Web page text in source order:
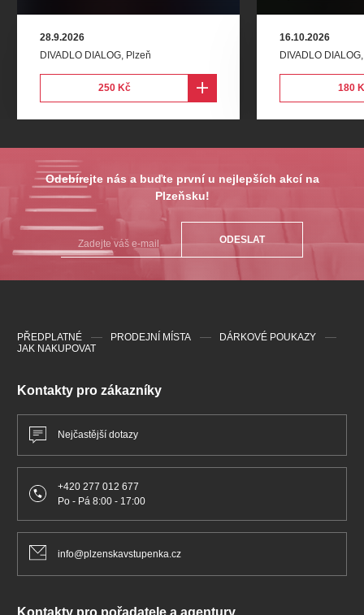
28.9.2026
DIVADLO DIALOG, Plzeň
250 Kč
16.10.2026
DIVADLO DIALOG
180
Odebírejte nás a buďte první u nejlepších akcí na
Plzeňsku!
ODESLAT
Kontakty pro zákazníky
Nejčastější dotazy
+420 277 012 677
Po - Pá 8:00 - 17:00
info@plzenskavstupenka.cz
Kontakty pro pořadatele a agentury
PŘEDPLATNÉ PRODEJNÍ MÍSTA
DÁRKOVÉ POUKAZY
JAK NAKUPOVAT